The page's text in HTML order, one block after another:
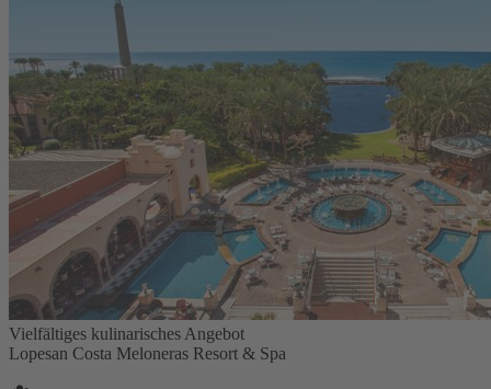
Vielfältiges kulinarisches Angebot
Lopesan Costa Meloneras Resort & Spa